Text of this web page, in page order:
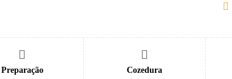
Preparação
Cozedura